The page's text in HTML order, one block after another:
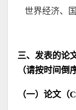
世界经济、
三、发表的论
（请按时间倒
（一）论文（